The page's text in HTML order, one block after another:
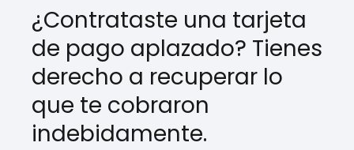
¿Contrataste una tarjeta
de pago aplazado? Tienes
derecho a recuperar lo
que te cobraron
indebidamente.